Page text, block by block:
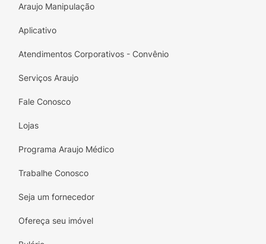
Araujo Manipulação
Aplicativo
Atendimentos Corporativos - Convênio
Serviços Araujo
Fale Conosco
Lojas
Programa Araujo Médico
Trabalhe Conosco
Seja um fornecedor
Ofereça seu imóvel